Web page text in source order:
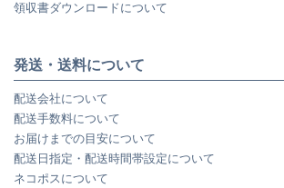
領収書ダウンロードについて
発送・送料について
配送会社について
配送手数料について
お届けまでの目安について
配送日指定・配送時間帯設定について
ネコポスについて